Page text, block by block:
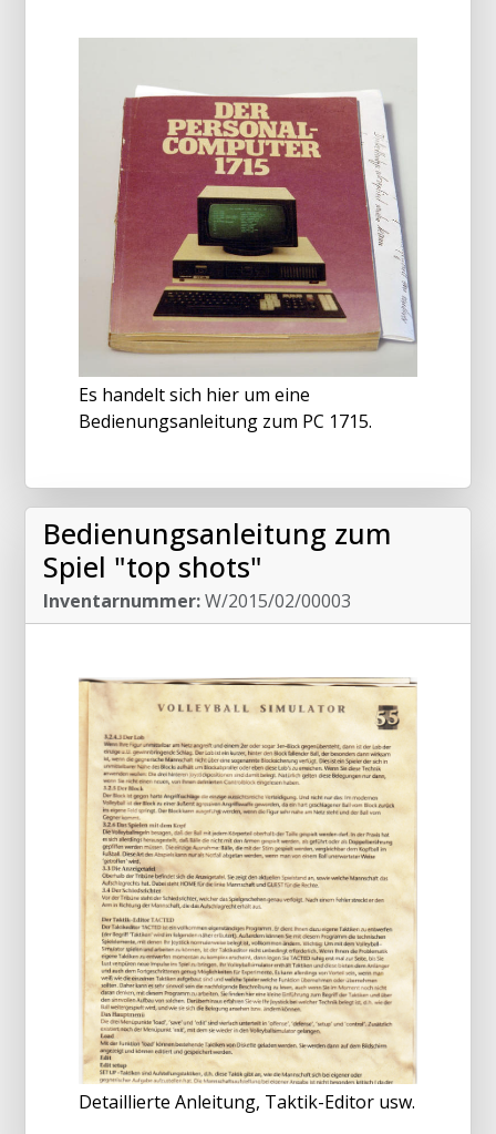
Es handelt sich hier um eine
Bedienungsanleitung zum PC 1715.
Bedienungsanleitung zum
Spiel "top shots"
Inventarnummer:W/2015/02/00003
Detaillierte Anleitung, Taktik-Editor usw.